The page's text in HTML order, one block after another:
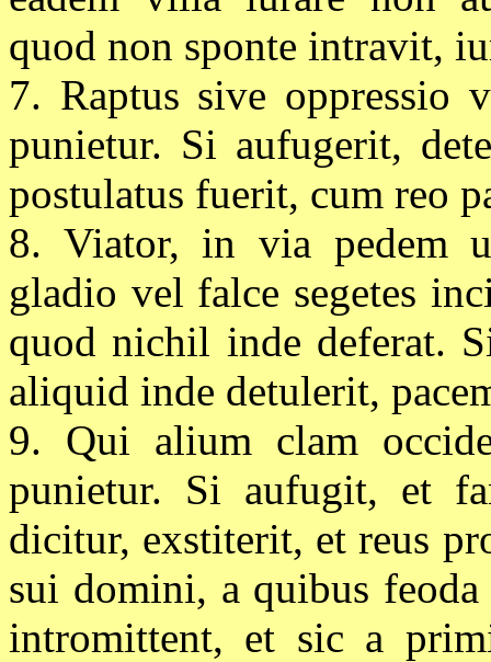
quod non sponte intravit,
7. Raptus sive oppressio
punietur. Si aufugerit,
postulatus fuerit, cum reo
8. Viator, in via pedem
gladio vel falce segetes
quod nichil inde deferat.
aliquid inde detulerit,
9. Qui alium clam
punietur. Si aufugit, et
dicitur, exstiterit, et reus
sui domini, a quibus
intromittent, et sic a